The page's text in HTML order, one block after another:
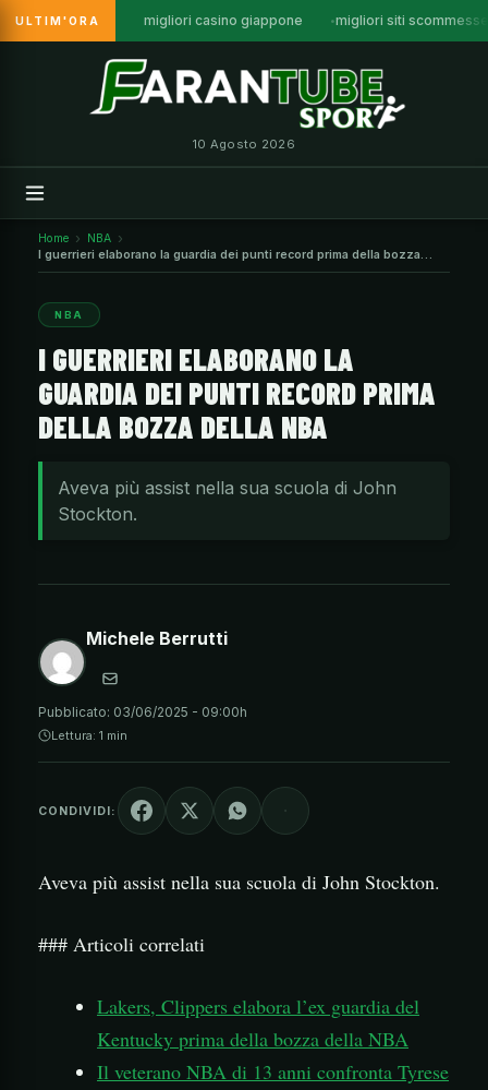
ULTIM'ORA migliori casino giappone migliori siti
10 Agosto 2026
Home
NBA
I guerrieri elaborano la guardia dei punti record prima della bozza
della NBA
NBA
I GUERRIERI ELABORANO LA
GUARDIA DEI PUNTI RECORD PRIMA
DELLA BOZZA DELLA NBA
Aveva più assist nella sua scuola di John
Stockton.
Michele Berrutti
Pubblicato: 03/06/2025 - 09:00h
Lettura: 1 min
CONDIVIDI:
Aveva più assist nella sua scuola di John Stockton.
### Articoli correlati
Lakers, Clippers elabora l’ex guardia del
Kentucky prima della bozza della NBA
Il veterano NBA di 13 anni confronta Tyrese